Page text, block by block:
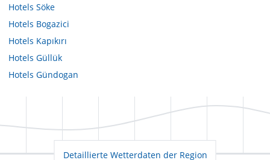
Hotels Söke
Hotels Bogazici
Hotels Kapıkırı
Hotels Güllük
Hotels Gündogan
Detaillierte Wetterdaten der Region